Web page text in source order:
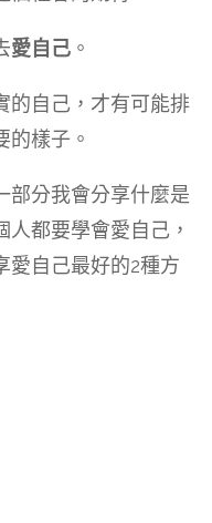
愛自己。
的自己，才有可能排
的樣子。
部分我會分享什麼是
都要學會愛自己，
愛自己最好的2種方